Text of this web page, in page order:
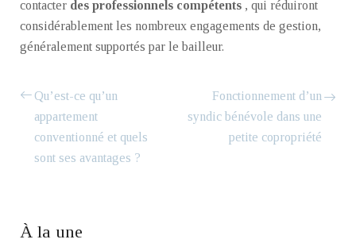
contacter des professionnels compétents , qui réduiront
considérablement les nombreux engagements de gestion,
généralement supportés par le bailleur.
Qu’est-ce qu’un
appartement
conventionné et quels
sont ses avantages ?
Fonctionnement d’un
syndic bénévole dans une
petite copropriété
À la une